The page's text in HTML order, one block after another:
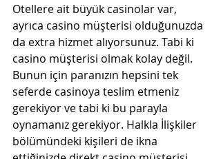
Otellere ait büyük casinolar var,
ayrıca casino müşterisi olduğunuzda
da extra hizmet alıyorsunuz. Tabi ki
casino müşterisi olmak kolay değil.
Bunun için paranızın hepsini tek
seferde casinoya teslim etmeniz
gerekiyor ve tabi ki bu parayla
oynamanız gerekiyor. Halkla İlişkiler
bölümündeki kişileri de ikna